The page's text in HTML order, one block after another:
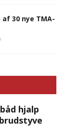
30 nye TMA-
hjalp